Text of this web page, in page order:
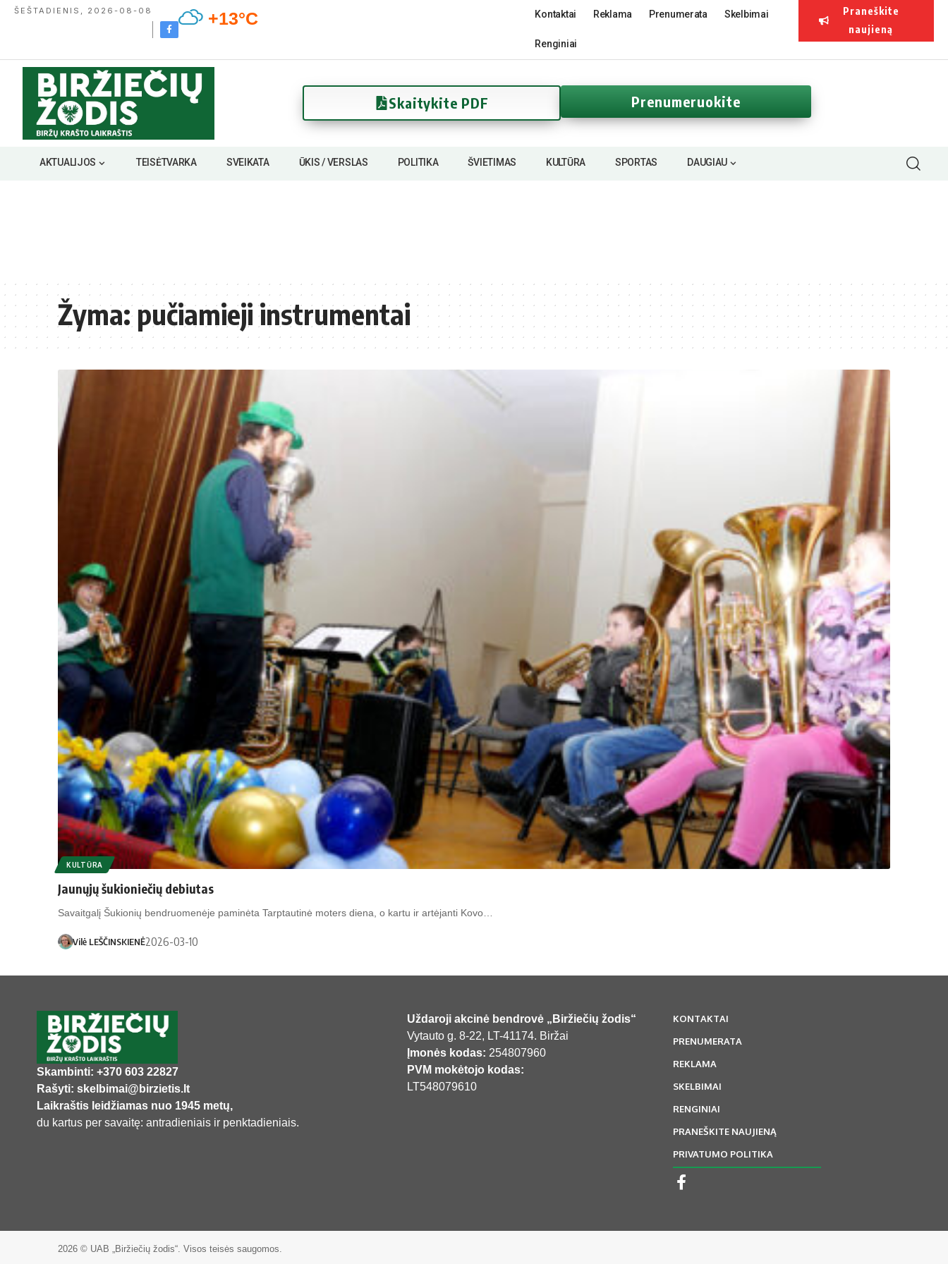
ŠEŠTADIENIS, 2026-08-08 +13°C Kontaktai Reklama Prenumerata Skelbimai
Renginiai
Praneškite
naujieną
Skaitykite PDF Prenumeruokite
AKTUALIJOS TEISĖTVARKA SVEIKATA ŪKIS / VERSLAS POLITIKA ŠVIETIMAS KULTŪRA SPORTAS DAUGIAU
Žyma:pučiamieji instrumentai
KULTŪRA
Jaunųjų šukioniečių debiutas
Savaitgalį Šukionių bendruomenėje paminėta Tarptautinė moters diena, o kartu ir artėjanti Kovo…
Vilė LEŠČINSKIENĖ2026-03-10
Skambinti: +370 603 22827
Rašyti: skelbimai@birzietis.lt
Laikraštis leidžiamas nuo 1945 metų,
du kartus per savaitę: antradieniais ir penktadieniais.
Uždaroji akcinė bendrovė „Biržiečių žodis“
Vytauto g. 8-22, LT-41174. Biržai
Įmonės kodas: 254807960
PVM mokėtojo kodas:
LT548079610
KONTAKTAI
PRENUMERATA
REKLAMA
SKELBIMAI
RENGINIAI
PRANEŠKITE NAUJIENĄ
PRIVATUMO POLITIKA
2026 © UAB „Biržiečių žodis“. Visos teisės saugomos.